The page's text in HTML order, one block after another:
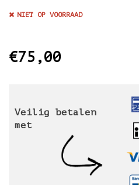
NIET OP VOORRAAD
€75,00
Veilig betalen
met